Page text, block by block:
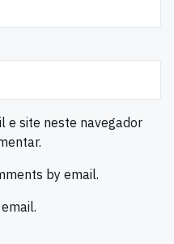
e site neste navegador
by email.